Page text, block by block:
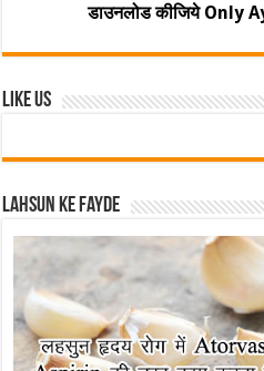
डाउनलोड कीजिये Only
Like Us
Lahsun ke fayde